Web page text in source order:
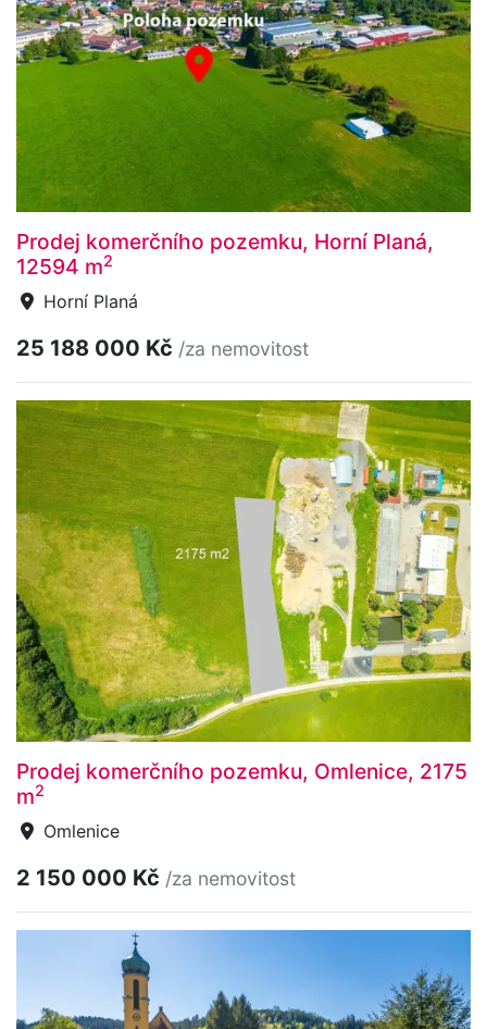
Prodej komerčního pozemku, Horní Planá,
12594 m2
Horní Planá
25 188 000 Kč /za nemovitost
Prodej komerčního pozemku, Omlenice, 2175
m2
Omlenice
2 150 000 Kč /za nemovitost